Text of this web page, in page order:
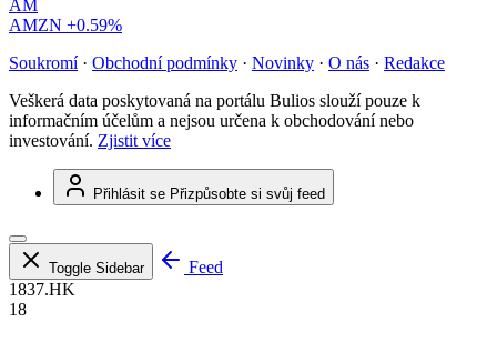
AM
AMZN +0.59%
Soukromí · Obchodní podmínky · Novinky · O nás · Redakce
Veškerá data poskytovaná na portálu Bulios slouží pouze k
informačním účelům a nejsou určena k obchodování nebo
investování. Zjistit více
Přihlásit se Přizpůsobte si svůj feed
Toggle Sidebar
Feed
1837.HK
18